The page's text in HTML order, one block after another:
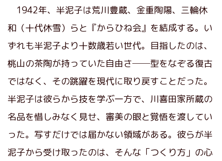
1942年、半泥子は荒川豊蔵、金重陶陽、三輪休
和（十代休雪）らと『からひね会』を結成する。い
ずれも半泥子より十数歳若い世代。目指したのは、
桃山の茶陶が持っていた自由さ──型をなぞる復古
ではなく、その跳躍を現代に取り戻すことだった。
半泥子は彼らから技を学ぶ一方で、川喜田家所蔵の
名品を惜しみなく見せ、審美の眼と覚悟を渡してい
った。写すだけでは届かない領域がある。彼らが半
泥子から受け取ったのは、そんな「つくり方」の心